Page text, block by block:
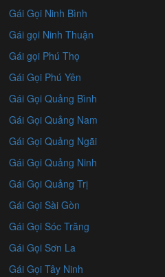
Gái Gọi Ninh Bình
Gái gọi Ninh Thuận
Gái gọi Phú Thọ
Gái Gọi Phú Yên
Gái Gọi Quảng Bình
Gái Gọi Quảng Nam
Gái Gọi Quảng Ngãi
Gái Gọi Quảng Ninh
Gái Gọi Quảng Trị
Gái Gọi Sài Gòn
Gái Gọi Sóc Trăng
Gái Gọi Sơn La
Gái Gọi Tây Ninh